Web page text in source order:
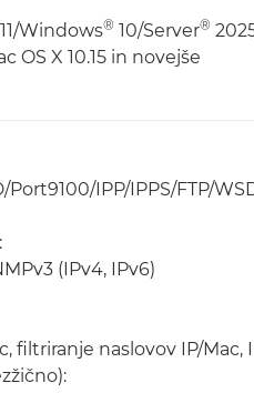
11/Windows® 10/Server®
OS X 10.15 in novejše
Port9100/IPP/IPPS/FTP/
(IPv4, IPv6)
filtriranje naslovov IP/Mac,